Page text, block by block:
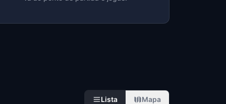
Lista Mapa